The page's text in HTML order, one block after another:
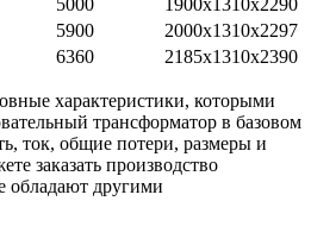
5000
1900х1310х2290
5900
2000х1310х2297
6360 2185х1310х2390
характеристики, которыми
трансформатор в базовом
ток, общие потери, размеры и
заказать производство
обладают другими